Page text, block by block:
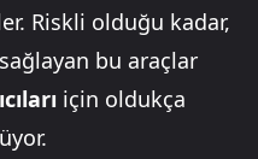
Riskli olduğu kadar,
bu araçlar
için oldukça